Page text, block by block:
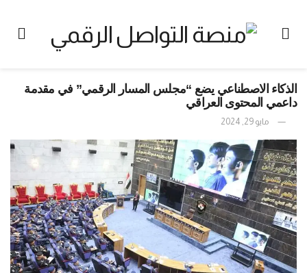
الذكاء الاصطناعي يضع “مجلس المسار الرقمي” في مقدمة
داعمي المحتوى العراقي
مايو 29, 2024